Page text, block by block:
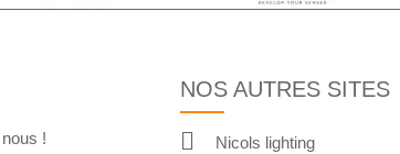
!
NOS AUTRES SITES
Nicols lighting